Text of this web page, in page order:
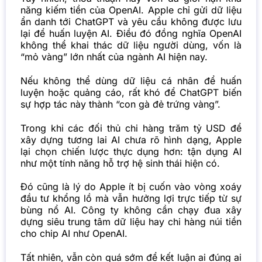
năng kiếm tiền của OpenAI. Apple chỉ gửi dữ liệu
ẩn danh tới ChatGPT và yêu cầu không được lưu
lại để huấn luyện AI. Điều đó đồng nghĩa OpenAI
không thể khai thác dữ liệu người dùng, vốn là
“mỏ vàng” lớn nhất của ngành AI hiện nay.
Nếu không thể dùng dữ liệu cá nhân để huấn
luyện hoặc quảng cáo, rất khó để ChatGPT biến
sự hợp tác này thành “con gà đẻ trứng vàng”.
Trong khi các đối thủ chi hàng trăm tỷ USD để
xây dựng tương lai AI chưa rõ hình dạng, Apple
lại chọn chiến lược thực dụng hơn: tận dụng AI
như một tính năng hỗ trợ hệ sinh thái hiện có.
Đó cũng là lý do Apple ít bị cuốn vào vòng xoáy
đầu tư khổng lồ mà vẫn hưởng lợi trực tiếp từ sự
bùng nổ AI. Công ty không cần chạy đua xây
dựng siêu trung tâm dữ liệu hay chi hàng núi tiền
cho chip AI như OpenAI.
Tất nhiên, vẫn còn quá sớm để kết luận ai đúng ai